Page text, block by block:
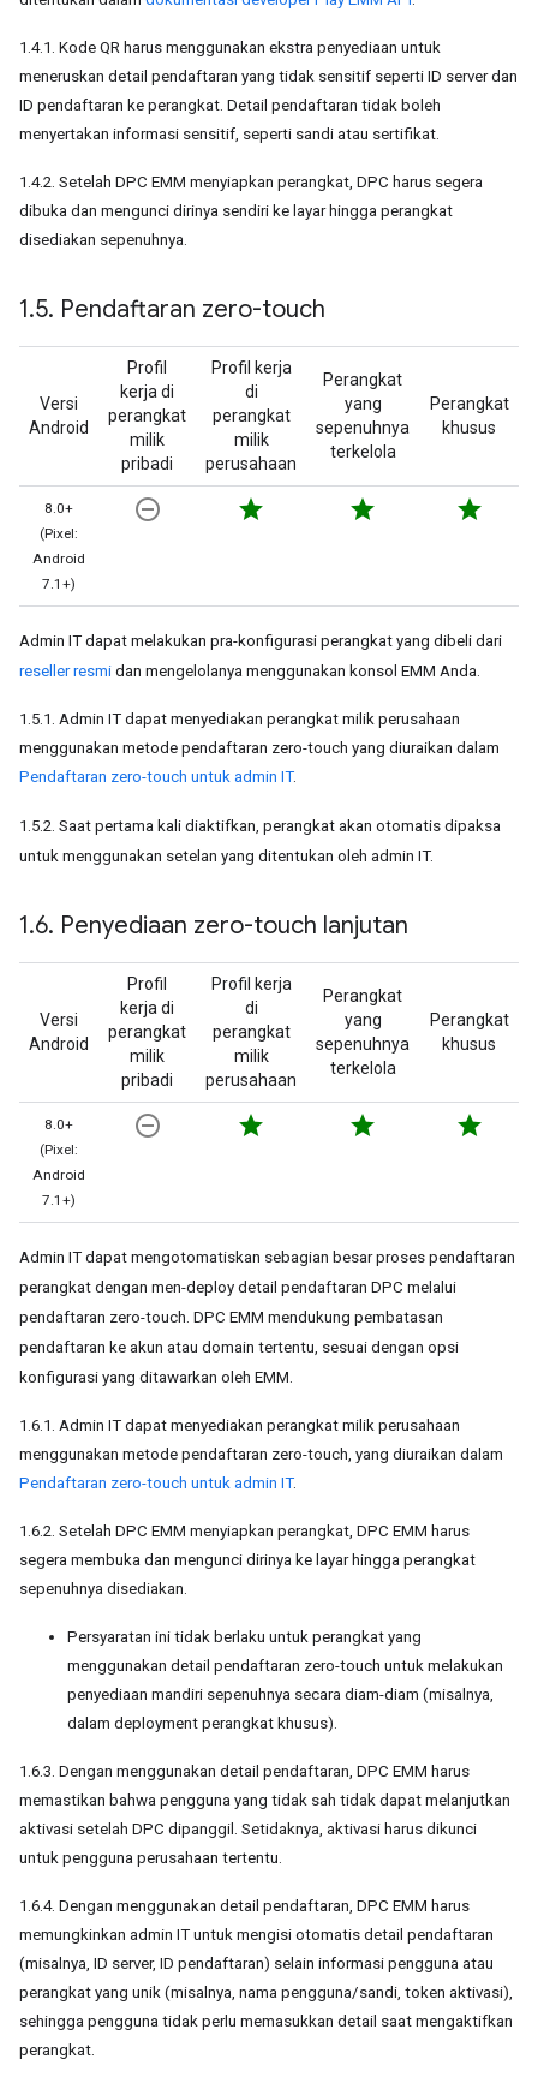
1.4.1. Kode QR harus menggunakan ekstra penyediaan untuk
meneruskan detail pendaftaran yang tidak sensitif seperti ID server dan
ID pendaftaran ke perangkat. Detail pendaftaran tidak boleh
menyertakan informasi sensitif, seperti sandi atau sertifikat.
1.4.2. Setelah DPC EMM menyiapkan perangkat, DPC harus segera
dibuka dan mengunci dirinya sendiri ke layar hingga perangkat
disediakan sepenuhnya.
1.5. Pendaftaran zero-touch
Versi
Android
Profil
kerja di
perangkat
milik
pribadi
Profil kerja
di
perangkat
milik
perusahaan
Perangkat
yang
sepenuhnya
terkelola
Perangkat
khusus
8.0+
(Pixel:
Android
7.1+)
remove_circle_outline star star star
Admin IT dapat melakukan pra-konfigurasi perangkat yang dibeli dari
reseller resmi dan mengelolanya menggunakan konsol EMM Anda.
1.5.1. Admin IT dapat menyediakan perangkat milik perusahaan
menggunakan metode pendaftaran zero-touch yang diuraikan dalam
Pendaftaran zero-touch untuk admin IT.
1.5.2. Saat pertama kali diaktifkan, perangkat akan otomatis dipaksa
untuk menggunakan setelan yang ditentukan oleh admin IT.
1.6. Penyediaan zero-touch lanjutan
Versi
Android
Profil
kerja di
perangkat
milik
pribadi
Profil kerja
di
perangkat
milik
perusahaan
Perangkat
yang
sepenuhnya
terkelola
Perangkat
khusus
8.0+
(Pixel:
Android
7.1+)
remove_circle_outline star star star
Admin IT dapat mengotomatiskan sebagian besar proses pendaftaran
perangkat dengan men-deploy detail pendaftaran DPC melalui
pendaftaran zero-touch. DPC EMM mendukung pembatasan
pendaftaran ke akun atau domain tertentu, sesuai dengan opsi
konfigurasi yang ditawarkan oleh EMM.
1.6.1. Admin IT dapat menyediakan perangkat milik perusahaan
menggunakan metode pendaftaran zero-touch, yang diuraikan dalam
Pendaftaran zero-touch untuk admin IT.
1.6.2. Setelah DPC EMM menyiapkan perangkat, DPC EMM harus
segera membuka dan mengunci dirinya ke layar hingga perangkat
sepenuhnya disediakan.
Persyaratan ini tidak berlaku untuk perangkat yang
menggunakan detail pendaftaran zero-touch untuk melakukan
penyediaan mandiri sepenuhnya secara diam-diam (misalnya,
dalam deployment perangkat khusus).
1.6.3. Dengan menggunakan detail pendaftaran, DPC EMM harus
memastikan bahwa pengguna yang tidak sah tidak dapat melanjutkan
aktivasi setelah DPC dipanggil. Setidaknya, aktivasi harus dikunci
untuk pengguna perusahaan tertentu.
1.6.4. Dengan menggunakan detail pendaftaran, DPC EMM harus
memungkinkan admin IT untuk mengisi otomatis detail pendaftaran
(misalnya, ID server, ID pendaftaran) selain informasi pengguna atau
perangkat yang unik (misalnya, nama pengguna/sandi, token aktivasi),
sehingga pengguna tidak perlu memasukkan detail saat mengaktifkan
perangkat.